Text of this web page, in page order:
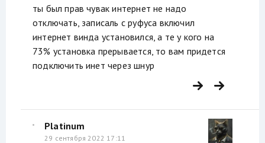
ты был прав чувак интернет не надо
отключать, записаль с руфуса включил
интернет винда установился, а те у кого на
73% установка прерывается, то вам придется
подключить инет через шнур
Platinum
29 сентября 2022 17:11